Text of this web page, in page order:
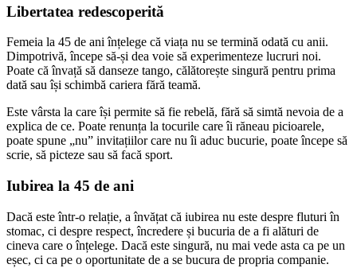
Libertatea redescoperită
Femeia la 45 de ani înțelege că viața nu se termină odată cu anii.
Dimpotrivă, începe să-și dea voie să experimenteze lucruri noi.
Poate că învață să danseze tango, călătorește singură pentru prima
dată sau își schimbă cariera fără teamă.
Este vârsta la care își permite să fie rebelă, fără să simtă nevoia de a
explica de ce. Poate renunța la tocurile care îi răneau picioarele,
poate spune „nu” invitațiilor care nu îi aduc bucurie, poate începe să
scrie, să picteze sau să facă sport.
Iubirea la 45 de ani
Dacă este într-o relație, a învățat că iubirea nu este despre fluturi în
stomac, ci despre respect, încredere și bucuria de a fi alături de
cineva care o înțelege. Dacă este singură, nu mai vede asta ca pe un
eșec, ci ca pe o oportunitate de a se bucura de propria companie.